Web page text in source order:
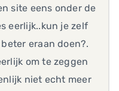
site eens onder de
eerlijk..kun je zelf
eraan doen?.
om te zeggen
niet echt meer